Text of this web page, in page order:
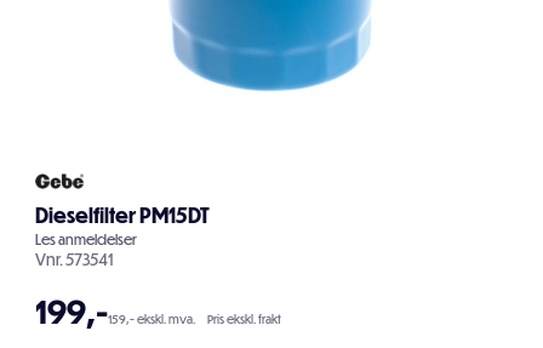
Dieselfilter PM15DT
Lesanmeldelser
Vnr.573541
199,-159,- ekskl. mva. Pris ekskl. frakt